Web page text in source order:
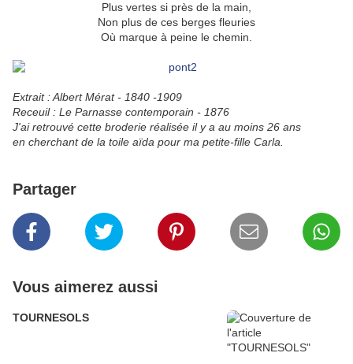
Plus vertes si près de la main,
Non plus de ces berges fleuries
Où marque à peine le chemin.
Extrait : Albert Mérat - 1840 -1909
Receuil : Le Parnasse contemporain - 1876
J'ai retrouvé cette broderie réalisée il y a au moins 26 ans
en cherchant de la toile aïda pour ma petite-fille Carla.
Partager
Vous aimerez aussi
TOURNESOLS